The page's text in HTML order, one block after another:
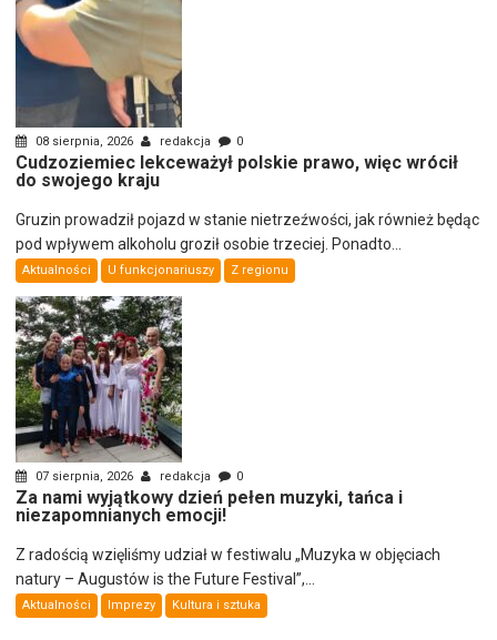
08 sierpnia, 2026 redakcja 0
Cudzoziemiec lekceważył polskie prawo, więc wrócił
do swojego kraju
Gruzin prowadził pojazd w stanie nietrzeźwości, jak również będąc
pod wpływem alkoholu groził osobie trzeciej. Ponadto...
Aktualności U funkcjonariuszy Z regionu
07 sierpnia, 2026 redakcja 0
Za nami wyjątkowy dzień pełen muzyki, tańca i
niezapomnianych emocji!
Z radością wzięliśmy udział w festiwalu „Muzyka w objęciach
natury – Augustów is the Future Festival”,...
Aktualności Imprezy Kultura i sztuka